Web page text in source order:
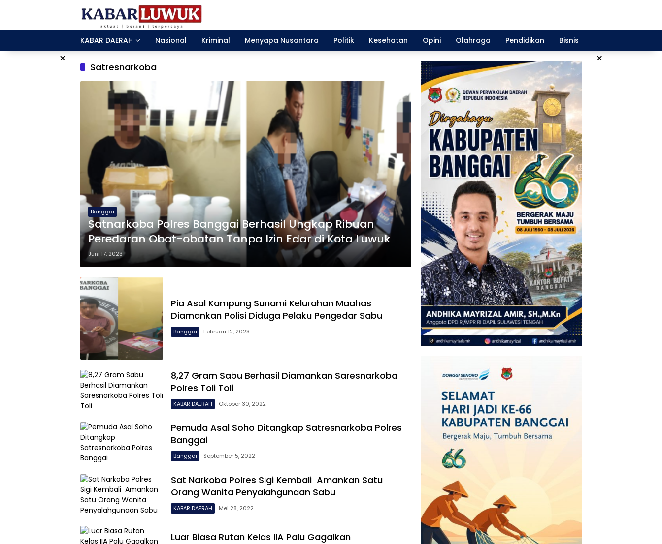
KABAR DAERAH
Nasional Kriminal Menyapa Nusantara Politik Kesehatan Opini Olahraga Pendidikan Bisnis
× ×
Satresnarkoba
Banggai
Satnarkoba Polres Banggai Berhasil Ungkap Ribuan
Peredaran Obat-obatan Tanpa Izin Edar di Kota Luwuk
Juni 17, 2023
Pia Asal Kampung Sunami Kelurahan Maahas
Diamankan Polisi Diduga Pelaku Pengedar Sabu
Banggai Februari 12, 2023
8,27 Gram Sabu Berhasil Diamankan Saresnarkoba
Polres Toli Toli
KABAR DAERAH Oktober 30, 2022
Pemuda Asal Soho Ditangkap Satresnarkoba Polres
Banggai
Banggai September 5, 2022
Sat Narkoba Polres Sigi Kembali Amankan Satu
Orang Wanita Penyalahgunaan Sabu
KABAR DAERAH Mei 28, 2022
Luar Biasa Rutan Kelas IIA Palu Gagalkan